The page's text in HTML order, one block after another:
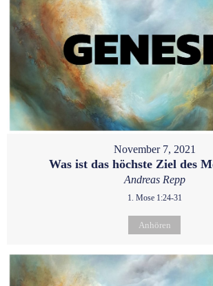
November 7, 2021
Was ist das höchste Ziel des
Andreas Repp
1. Mose 1:24-31
Anhören